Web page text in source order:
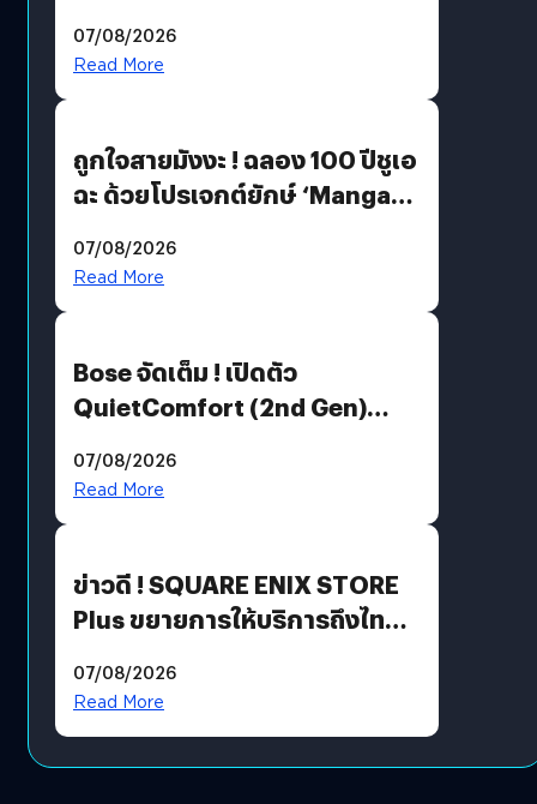
07/08/2026
Read More
ถูกใจสายมังงะ ! ฉลอง 100 ปีชูเอ
ฉะ ด้วยโปรเจกต์ยักษ์ ‘Manga
มีภาษาไทยด้วย
07/08/2026
Read More
Bose จัดเต็ม ! เปิดตัว
QuietComfort (2nd Gen)
07/08/2026
Read More
ข่าวดี ! SQUARE ENIX STORE
Plus ขยายการให้บริการถึงไทย
โดยตรง
07/08/2026
Read More